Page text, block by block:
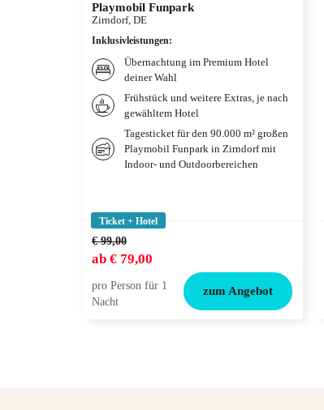
Playmobil Funpark
Zirndorf, DE
Inklusivleistungen:
Übernachtung im Premium Hotel
deiner Wahl
Frühstück und weitere Extras, je nach
gewähltem Hotel
Tagesticket für den 90.000 m² großen
Playmobil Funpark in Zirndorf mit
Indoor- und Outdoorbereichen
Ticket + Hotel
€ 99,00
ab € 79,00
pro Person für 1
Nacht
zum Angebot